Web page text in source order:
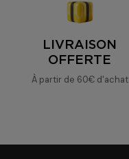
LIVRAISON
OFFERTE
À partir de 60€ d'achat